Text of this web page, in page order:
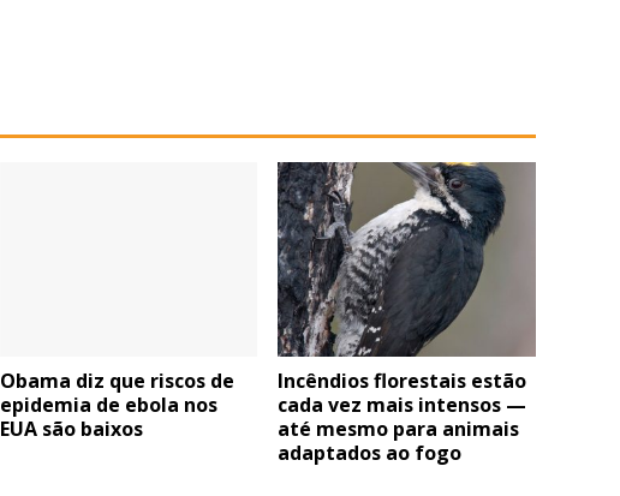
Obama diz que riscos de
epidemia de ebola nos
EUA são baixos
Incêndios florestais estão
cada vez mais intensos —
até mesmo para animais
adaptados ao fogo